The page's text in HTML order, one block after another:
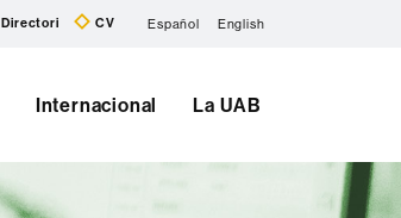
Directori CV Español English
Internacional La UAB